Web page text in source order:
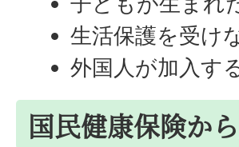
生活保護を受け
外国人が加入す
国民健康保険か